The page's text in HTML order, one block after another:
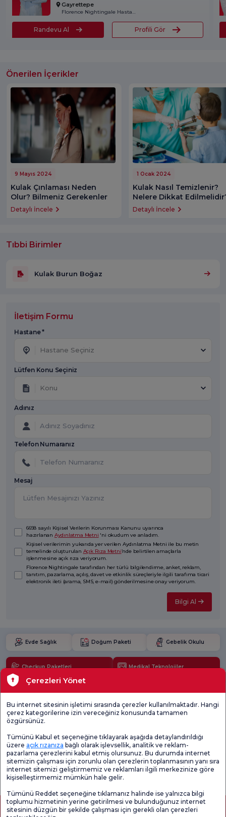
Gayrettepe
Florence Nightingale Hastanesi
Randevu Al Profili Gör
Önerilen İçerikler
9 Mayıs 2024
Kulak Çınlaması Neden
Olur? Bilmeniz Gerekenler
Detaylı İncele
1 Ocak 2024
Kulak Nasıl Temizlenir?
Nelere Dikkat
Detaylı İncele
Tıbbi Birimler
Kulak Burun Boğaz
İletişim Formu
Hastane *
Hastane Seçiniz
Lütfen Konu Seçiniz
Konu
Adınız
Telefon Numaranız
Mesaj
6698 sayılı Kişisel Verilerin Korunması Kanunu uyarınca
hazırlanan Aydınlatma Metni 'ni okudum ve anladım.
Kişisel verilerimin yukarıda yer verilen Aydınlatma Metni ile bu metin
temelinde oluşturulan Açık Rıza Metni’nde belirtilen amaçlarla
işlenmesine açık rıza veriyorum.
Florence Nightingale tarafından her türlü bilgilendirme, anket, reklam,
tanıtım, pazarlama, açılış, davet ve etkinlik süreçleriyle ilgili tarafıma ticari
elektronik ileti (arama, SMS, e-mail) gönderilmesine onay veriyorum.
Bilgi Al
Evde Sağlık Doğum Paketi Gebelik Okulu
Checkup Paketleri Medikal Teknolojiler
Lokasyonlar
Güncel Sağlık
Tıbbi Birimler
Genel
Memnuniyet
Anketi
Memnuniyet
Anketi'ni kontrol
edin
Promo
Memnuniyet
Çerezleri Yönet
Bu internet sitesinin işletimi sırasında çerezler kullanılmaktadır. Hangi
çerez kategorilerine izin vereceğiniz konusunda tamamen
özgürsünüz.
Tümünü Kabul et seçeneğine tıklayarak aşağıda detaylandırıldığı
üzere açık rızanıza bağlı olarak işlevsellik, analitik ve reklam-
pazarlama çerezlerini kabul etmiş olursunuz. Bu durumda internet
sitemizin çalışması için zorunlu olan çerezlerin toplanmasının yanı sıra
internet sitemizi geliştirmemiz ve reklamları ilgili merkezinize göre
kişiselleştirmemiz mümkün hale gelir.
Tümünü Reddet seçeneğine tıklamanız halinde ise yalnızca bilgi
toplumu hizmetinin yerine getirilmesi ve bulunduğunuz internet
sitesinin düzgün bir şekilde çalışması için gerekli olan çerezleri